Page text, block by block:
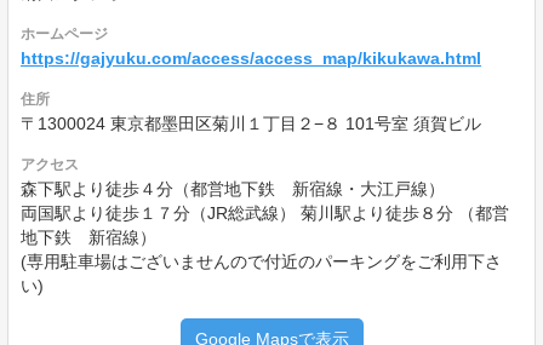
ホームページ
https://gajyuku.com/access/access_map/kikukawa.html
住所
〒1300024 東京都墨田区菊川１丁目２−８ 101号室 須賀ビル
アクセス
森下駅より徒歩４分（都営地下鉄 新宿線・大江戸線）
両国駅より徒歩１７分（JR総武線） 菊川駅より徒歩８分 （都営
地下鉄 新宿線）
(専用駐車場はございませんので付近のパーキングをご利用下さ
い)
Google Mapsで表示